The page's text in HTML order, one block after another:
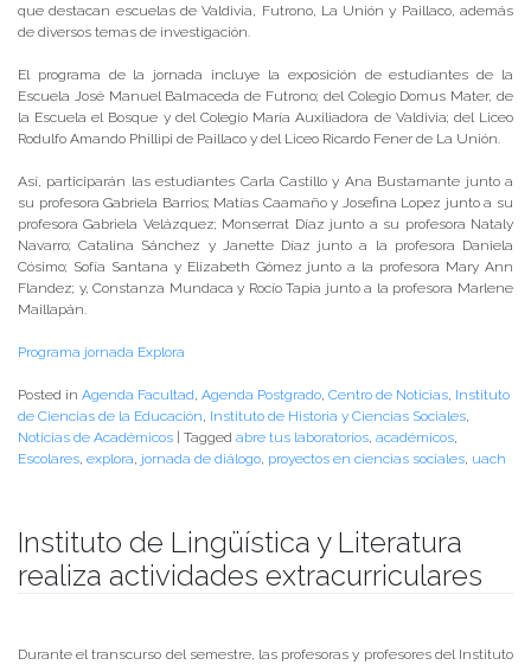
que destacan escuelas de Valdivia, Futrono, La Unión y Paillaco, además
de diversos temas de investigación.
El programa de la jornada incluye la exposición de estudiantes de la
Escuela José Manuel Balmaceda de Futrono; del Colegio Domus Mater, de
la Escuela el Bosque y del Colegio María Auxiliadora de Valdivia; del Liceo
Rodulfo Amando Phillipi de Paillaco y del Liceo Ricardo Fener de La Unión.
Así, participarán las estudiantes Carla Castillo y Ana Bustamante junto a
su profesora Gabriela Barrios; Matías Caamaño y Josefina Lopez junto a su
profesora Gabriela Velázquez; Monserrat Díaz junto a su profesora Nataly
Navarro; Catalina Sánchez y Janette Díaz junto a la profesora Daniela
Cósimo; Sofía Santana y Elizabeth Gómez junto a la profesora Mary Ann
Flandez; y, Constanza Mundaca y Rocío Tapia junto a la profesora Marlene
Maillapán.
Programa jornada Explora
Posted in Agenda Facultad, Agenda Postgrado, Centro de Noticias, Instituto
de Ciencias de la Educación, Instituto de Historia y Ciencias Sociales,
Noticias de Académicos
Tagged abre tus laboratorios, académicos,
Escolares, explora, jornada de diálogo, proyectos en ciencias sociales, uach
Instituto de Lingüística y Literatura
realiza actividades extracurriculares
Durante el transcurso del semestre, las profesoras y profesores del Instituto